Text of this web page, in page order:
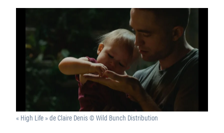
« High Life » de Claire Denis © Wild Bunch Distribution